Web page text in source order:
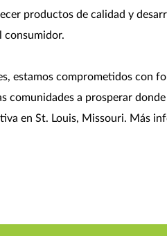
productos de calidad y
consumidor.
estamos comprometidos con
comunidades a prosperar
en St. Louis, Missouri. Más